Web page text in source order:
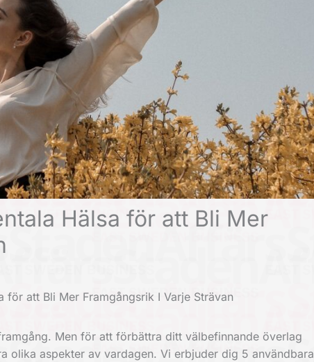
Hälsa för att Bli Mer
för att Bli Mer Framgångsrik I Varje Strävan
Men för att förbättra ditt välbefinnande överlag
olika aspekter av vardagen. Vi erbjuder dig 5 användbara